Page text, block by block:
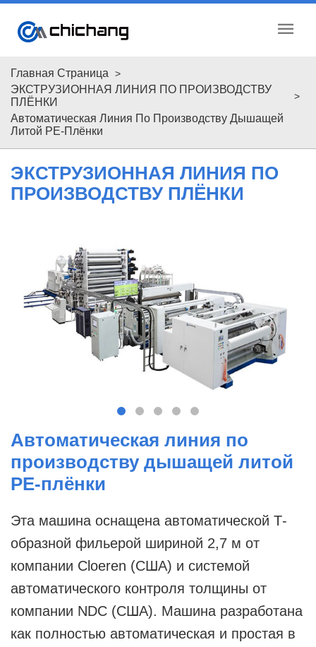
menu
Главная Страница
ЭКСТРУЗИОННАЯ ЛИНИЯ ПО ПРОИЗВОДСТВУ
ПЛЁНКИ
Автоматическая Линия По Производству Дышащей
Литой PE-Плёнки
ЭКСТРУЗИОННАЯ ЛИНИЯ ПО
ПРОИЗВОДСТВУ ПЛЁНКИ
Автоматическая линия по
производству дышащей литой
PE-плёнки
Эта машина оснащена автоматической Т-
образной фильерой шириной 2,7 м от
компании Cloeren (США) и системой
автоматического контроля толщины от
компании NDC (США). Машина разработана
как полностью автоматическая и простая в